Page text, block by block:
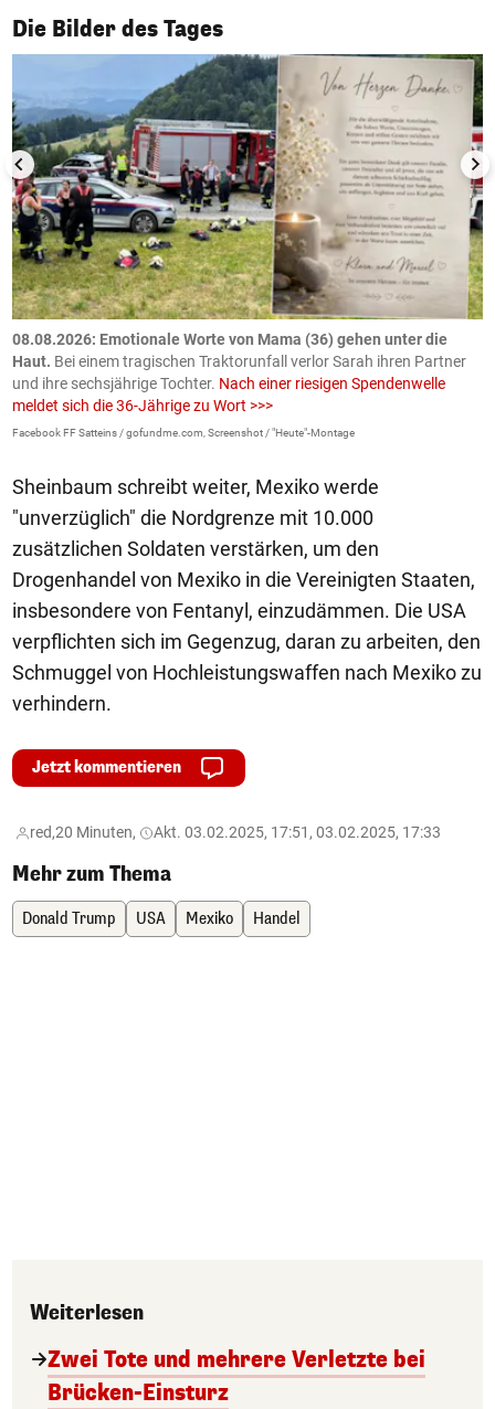
Die Bilder des Tages
1/50
08.08.2026: Emotionale Worte von Mama (36) gehen unter die
Haut. Bei einem tragischen Traktorunfall verlor Sarah ihren Partner
und ihre sechsjährige Tochter. Nach einer riesigen Spendenwelle
meldet sich die 36-Jährige zu Wort >>>
Facebook FF Satteins / gofundme.com, Screenshot / "Heute"-Montage
Sheinbaum schreibt weiter, Mexiko werde
"unverzüglich" die Nordgrenze mit 10.000
zusätzlichen Soldaten verstärken, um den
Drogenhandel von Mexiko in die Vereinigten Staaten,
insbesondere von Fentanyl, einzudämmen. Die USA
verpflichten sich im Gegenzug, daran zu arbeiten, den
Schmuggel von Hochleistungswaffen nach Mexiko zu
verhindern.
Jetzt kommentieren
red,20 Minuten, Akt. 03.02.2025, 17:51, 03.02.2025, 17:33
Mehr zum Thema
Donald Trump USA Mexiko Handel
Weiterlesen
Zwei Tote und mehrere Verletzte bei
Brücken-Einsturz